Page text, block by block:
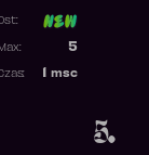
5.
5
msc